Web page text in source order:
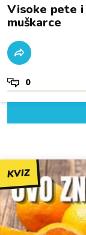
Visoke pete i
muškarce
0
KVIZ